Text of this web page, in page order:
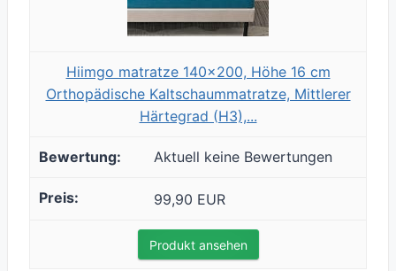
Hiimgo matratze 140x200, Höhe 16 cm
Orthopädische Kaltschaummatratze, Mittlerer
Härtegrad (H3),...
Aktuell keine Bewertungen
99,90 EUR
Produkt ansehen